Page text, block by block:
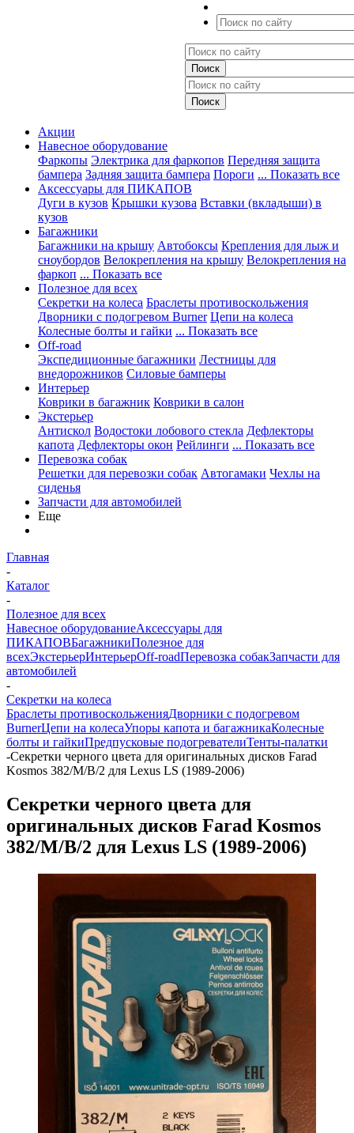
Акции
Навесное оборудование
Фаркопы Электрика для фаркопов Передняя защита
бампера Задняя защита бампера Пороги ... Показать все
Аксессуары для ПИКАПОВ
Дуги в кузов Крышки кузова Вставки (вкладыши) в
кузов
Багажники
Багажники на крышу Автобоксы Крепления для лыж и
сноубордов Велокрепления на крышу Велокрепления на
фаркоп ... Показать все
Полезное для всех
Секретки на колеса Браслеты противоскольжения
Дворники с подогревом Burner Цепи на колеса
Колесные болты и гайки ... Показать все
Off-road
Экспедиционные багажники Лестницы для
внедорожников Силовые бамперы
Интерьер
Коврики в багажник Коврики в салон
Экстерьер
Антискол Водостоки лобового стекла Дефлекторы
капота Дефлекторы окон Рейлинги ... Показать все
Перевозка собак
Решетки для перевозки собак Автогамаки Чехлы на
сиденья
Запчасти для автомобилей
Еще
Главная
-
Каталог
-
Полезное для всех
Навесное оборудованиеАксессуары для
ПИКАПОВБагажникиПолезное для
всехЭкстерьерИнтерьерOff-roadПеревозка собакЗапчасти для
автомобилей
-
Секретки на колеса
Браслеты противоскольженияДворники с подогревом
BurnerЦепи на колесаУпоры капота и багажникаКолесные
болты и гайкиПредпусковые подогревателиТенты-палатки
-Секретки черного цвета для оригинальных дисков Farad
Kosmos 382/M/B/2 для Lexus LS (1989-2006)
Секретки черного цвета для
оригинальных дисков Farad Kosmos
382/M/B/2 для Lexus LS (1989-2006)